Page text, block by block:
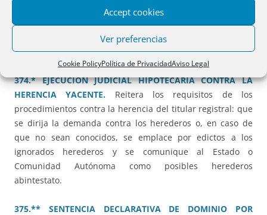
Accept cookies
Ver preferencias
Cookie PolicyPolítica de PrivacidadAviso Legal
cuanto al alcance de los efectos que produzcan; y que haya
tenido posibilidad de intervención en el procedimiento el
titular registral, o en caso de fallecimiento, conste el título
sucesorio del sucesor.
374.* EJECUCIÓN JUDICIAL HIPOTECARIA CONTRA LA
HERENCIA YACENTE.
Reitera los requisitos de los
procedimientos contra la herencia del titular registral: que
se dirija la demanda contra los herederos o, en caso de
que no sean conocidos, se emplace por edictos a los
ignorados herederos y se comunique al Estado o
Comunidad Autónoma como posibles herederos
abintestato.
375.** SENTENCIA DECLARATIVA DE DOMINIO POR